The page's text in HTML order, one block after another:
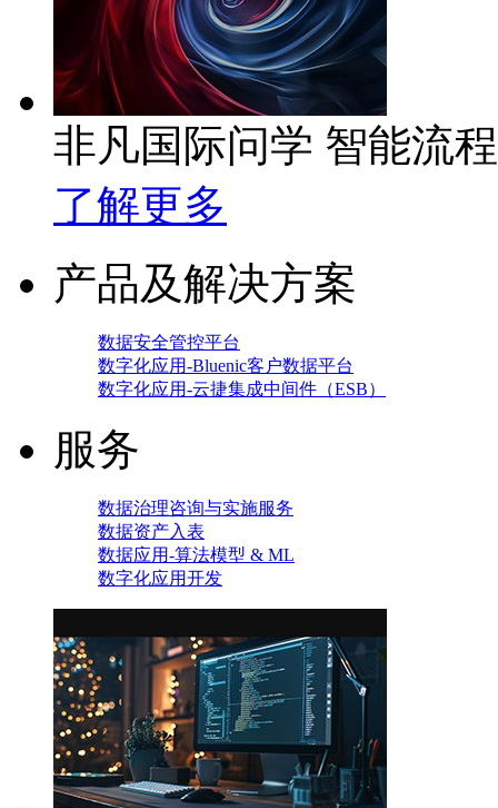
非凡国际问学 智能流
了解更多
产品及解决方案
数据安全管控平台
数字化应用-Bluenic客户数据平台
数字化应用-云捷集成中间件（ESB）
服务
数据治理咨询与实施服务
数据资产入表
数据应用-算法模型 & ML
数字化应用开发